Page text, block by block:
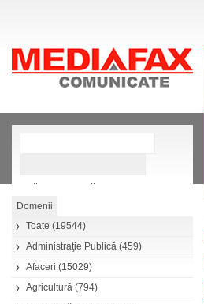
Căutare avansată
Toate (19544)
Administraţie Publică (459)
Afaceri (15029)
Agricultură (794)